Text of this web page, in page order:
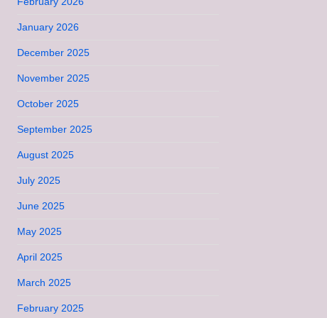
January 2026
December 2025
November 2025
October 2025
September 2025
August 2025
July 2025
June 2025
May 2025
April 2025
March 2025
February 2025